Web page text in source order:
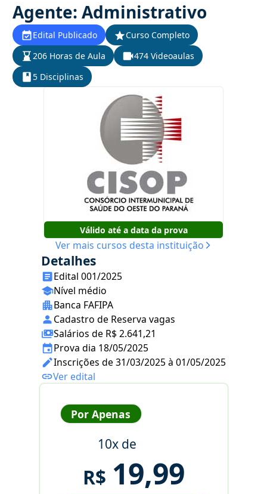
Agente: Administrativo
Edital Publicado
Curso Completo
206 Horas de Aula
474 Videoaulas
5 Disciplinas
Válido até a data da prova
Ver mais cursos desta instituição
Detalhes
Edital 001/2025
Nível médio
Banca FAFIPA
Cadastro de Reserva vagas
Salários de R$ 2.641,21
Prova dia 18/05/2025
Inscrições de 31/03/2025 à 01/05/2025
Ver edital
Por Apenas
10x de
R$ 19,99